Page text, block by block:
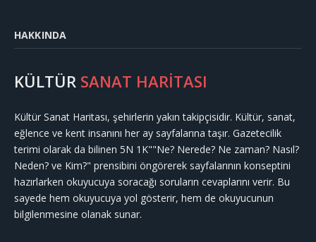
HAKKINDA
KÜLTÜR SANAT HARİTASI
Kültür Sanat Haritası, şehirlerin yakın takipçisidir. Kültür, sanat,
eğlence ve kent insanını her ay sayfalarına taşır. Gazetecilik
terimi olarak da bilinen 5N 1K""Ne? Nerede? Ne zaman? Nasıl?
Neden? ve Kim?" prensibini öngörerek sayfalarının konseptini
hazırlarken okuyucuya soracağı soruların cevaplarını verir. Bu
sayede hem okuyucuya yol gösterir, hem de okuyucunun
bilgilenmesine olanak sunar.